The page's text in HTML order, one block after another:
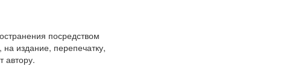
посредством
издание, перепечатку,
автору.